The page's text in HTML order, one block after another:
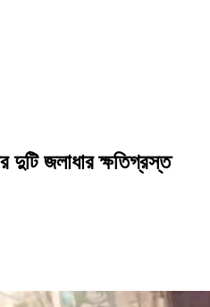
দুটি জলাধার ক্ষতিগ্রস্ত